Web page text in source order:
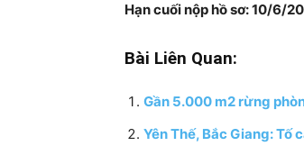
Hạn cuối nộp hồ sơ:10/6/
Bài Liên Quan:
Gần 5.000 m2 rừng
Yên Thế, Bắc Giang: Tố